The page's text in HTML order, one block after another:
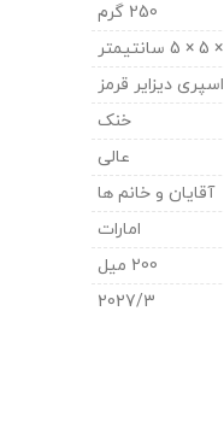
250 گرم
اسپری دیزایر قرمز
خنک
عالی
آقایان و خانم ها
امارات
200 میل
2027/3